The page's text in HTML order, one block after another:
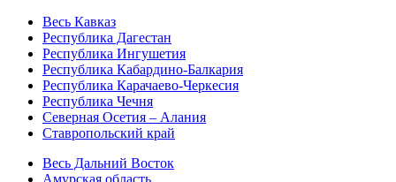
Весь Кавказ
Республика Дагестан
Республика Ингушетия
Республика Кабардино-Балкария
Республика Карачаево-Черкесия
Республика Чечня
Северная Осетия – Алания
Ставропольский край
Весь Дальний Восток
Амурская область